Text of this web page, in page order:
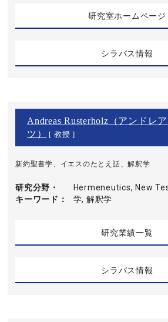
研究室ホームページ
シラバス情報
Andreas Rusterholz（アンドレ
ツ）
[ 教授 ]
新約聖書学、イエスのたとえ話、解釈学
研究分野・
キーワード
Hermeneutics, New
学, 解釈学
研究業績一覧
シラバス情報